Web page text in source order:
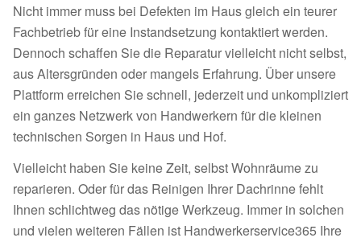
Nicht immer muss bei Defekten im Haus gleich ein teurer
Fachbetrieb für eine Instandsetzung kontaktiert werden.
Dennoch schaffen Sie die Reparatur vielleicht nicht selbst,
aus Altersgründen oder mangels Erfahrung. Über unsere
Plattform erreichen Sie schnell, jederzeit und unkompliziert
ein ganzes Netzwerk von Handwerkern für die kleinen
technischen Sorgen in Haus und Hof.
Vielleicht haben Sie keine Zeit, selbst Wohnräume zu
reparieren. Oder für das Reinigen Ihrer Dachrinne fehlt
Ihnen schlichtweg das nötige Werkzeug. Immer in solchen
und vielen weiteren Fällen ist Handwerkerservice365 Ihre